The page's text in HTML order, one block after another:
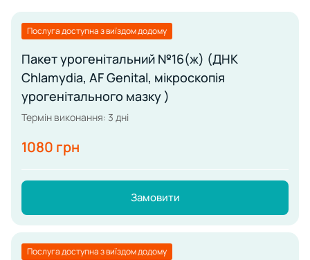
Послуга доступна з виїздом додому
Пакет урогенітальний №16(ж) (ДНК
Chlamydia, AF Genital, мікроскопія
урогенітального мазку )
Термін виконання: 3 дні
1080 грн
Замовити
Послуга доступна з виїздом додому